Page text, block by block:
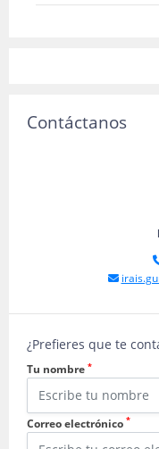
Contáctanos
¿Prefieres que te
Tu nombre *
Correo electrónico *